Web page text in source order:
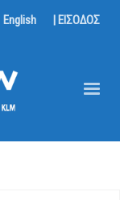
English | ΕΙΣΟΔΟΣ